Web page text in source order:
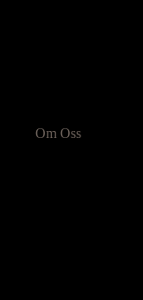
Om Oss